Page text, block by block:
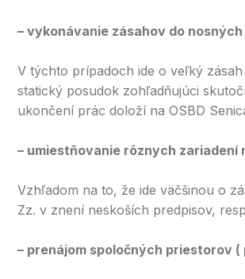
– vykonávanie zásahov do
V týchto prípadoch ide o veľký
statický posudok zohľadňujúci
ukončení prác doloží na OSBD
– umiestňovanie rôznych
Vzhľadom na to, že ide väčšinou o
Zz. v znení neskoších predpisov,
– prenájom spoločných priestorov